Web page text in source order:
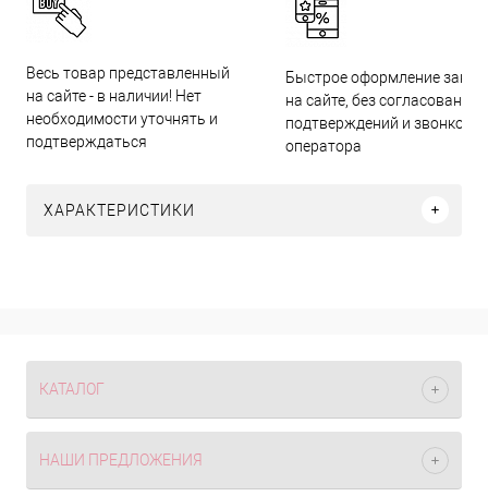
Весь товар представленный
на сайте - в наличии! Нет
необходимости уточнять и
подтверждаться
Быстрое оформление
на сайте, без согласований,
подтверждений и звонков
оператора
ХАРАКТЕРИСТИКИ
КАТАЛОГ
НАШИ ПРЕДЛОЖЕНИЯ